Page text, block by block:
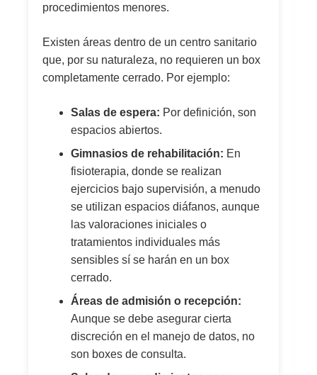
procedimientos menores.
Existen áreas dentro de un centro sanitario
que, por su naturaleza, no requieren un box
completamente cerrado. Por ejemplo:
Salas de espera: Por definición, son
espacios abiertos.
Gimnasios de rehabilitación: En
fisioterapia, donde se realizan
ejercicios bajo supervisión, a menudo
se utilizan espacios diáfanos, aunque
las valoraciones iniciales o
tratamientos individuales más
sensibles sí se harán en un box
cerrado.
Áreas de admisión o recepción:
Aunque se debe asegurar cierta
discreción en el manejo de datos, no
son boxes de consulta.